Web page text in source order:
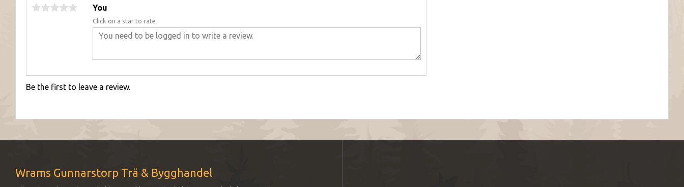
You
Click on a star to rate
Be the first to leave a review.
Wrams Gunnarstorp Trä & Bygghandel